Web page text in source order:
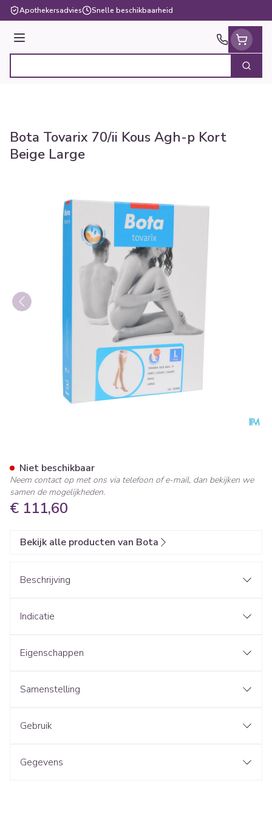
Ga naar de inhoud
Apothekersadvies Snelle beschikbaarheid
Menu
Zoek
Bota Tovarix 70/ii Kous Agh-p Kort
Beige Large
€ 111,60
Niet beschikbaar
Neem contact op met ons via telefoon of e-mail, dan bekijken we
samen de mogelijkheden.
Bekijk alle producten van Bota
Beschrijving
Indicatie
Eigenschappen
Samenstelling
Gebruik
Gegevens